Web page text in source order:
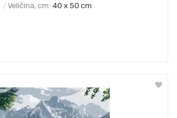
Veličina, cm: 40 x 50 cm